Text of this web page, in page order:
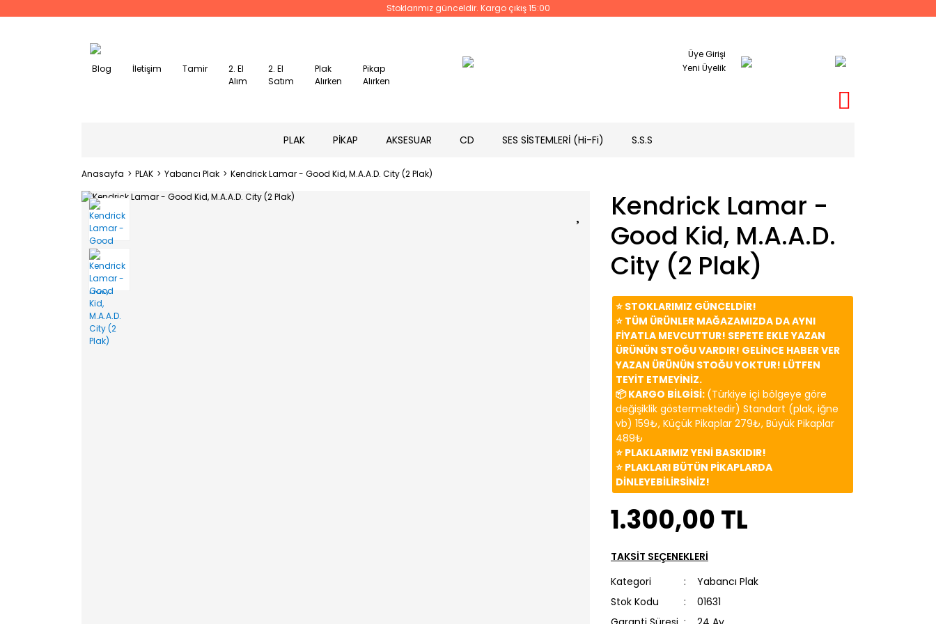
Stoklarımız günceldir. Kargo çıkış 15:00
Blog İletişim Tamir
2. El
Alım
2. El
Satım
Plak
Alırken
Pikap
Alırken
Üye Girişi
Yeni Üyelik
PLAK PİKAP AKSESUAR CD SES SİSTEMLERİ (Hi-Fi) S.S.S
Anasayfa PLAK Yabancı Plak Kendrick Lamar - Good Kid, M.A.A.D. City (2 Plak)
Kendrick Lamar -
Good Kid, M.A.A.D.
City (2 Plak)
⭐️ STOKLARIMIZ GÜNCELDİR!
⭐️ TÜM ÜRÜNLER MAĞAZAMIZDA DA AYNI
FİYATLA MEVCUTTUR! SEPETE EKLE YAZAN
ÜRÜNÜN STOĞU VARDIR! GELİNCE HABER VER
YAZAN ÜRÜNÜN STOĞU YOKTUR! LÜTFEN
TEYİT ETMEYİNİZ.
📦 KARGO BİLGİSİ: (Türkiye içi bölgeye göre
değişiklik göstermektedir) Standart (plak, iğne
vb) 159₺, Küçük Pikaplar 279₺, Büyük Pikaplar
489₺
⭐️ PLAKLARIMIZ YENİ BASKIDIR!
⭐️ PLAKLARI BÜTÜN PİKAPLARDA
DİNLEYEBİLİRSİNİZ!
1.300,00 TL
TAKSİT SEÇENEKLERİ
Kategori
Yabancı Plak
Stok Kodu
01631